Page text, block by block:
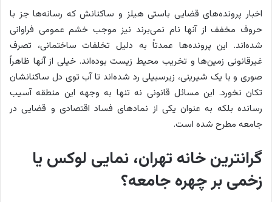
اخبار پرونده‌های قضایی باستی هیلز و ساکنانش که رسانه‎‌ها جز با
حروف مخفف از آنها نام نمی‌برند نیز موجب خشم عمومی فراوانی
شده‌اند. این پرونده‌ها عمدتاً به دلیل تخلفات ساختمانی، تصرف
غیرقانونی زمین‌ها و تخریب محیط زیست بوده‌اند. خیلی از آنها ظاهراً
صوری و با یک شیرینی، زیرسبیلی رد شده‌اند تا آب توی دل ساکنانشان
تکان نخورد. این مسائل قانونی نه تنها به وجهه این منطقه آسیب
رسانده بلکه به عنوان یکی از نمادهای فساد اقتصادی و قضایی در
جامعه مطرح شده است.
گرانترین خانه تهران، نمایی لوکس یا
زخمی بر چهره جامعه؟